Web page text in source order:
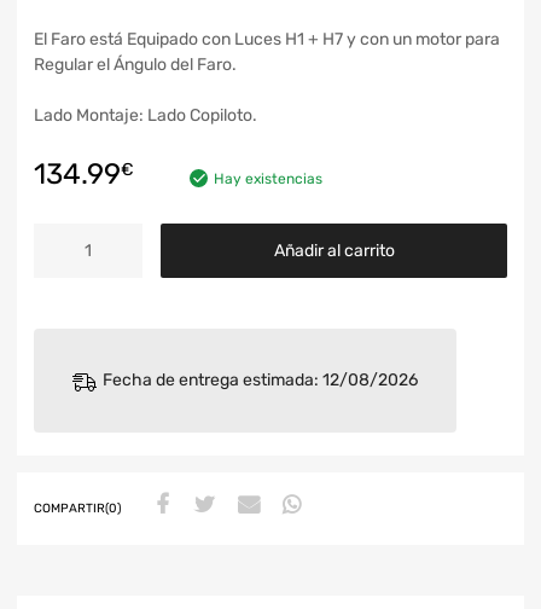
El Faro está Equipado con Luces H1 + H7 y con un motor para
Regular el Ángulo del Faro.
Lado Montaje: Lado Copiloto.
134.99€ Hay existencias
Añadir al carrito
Fecha de entrega estimada: 12/08/2026
COMPARTIR(0)